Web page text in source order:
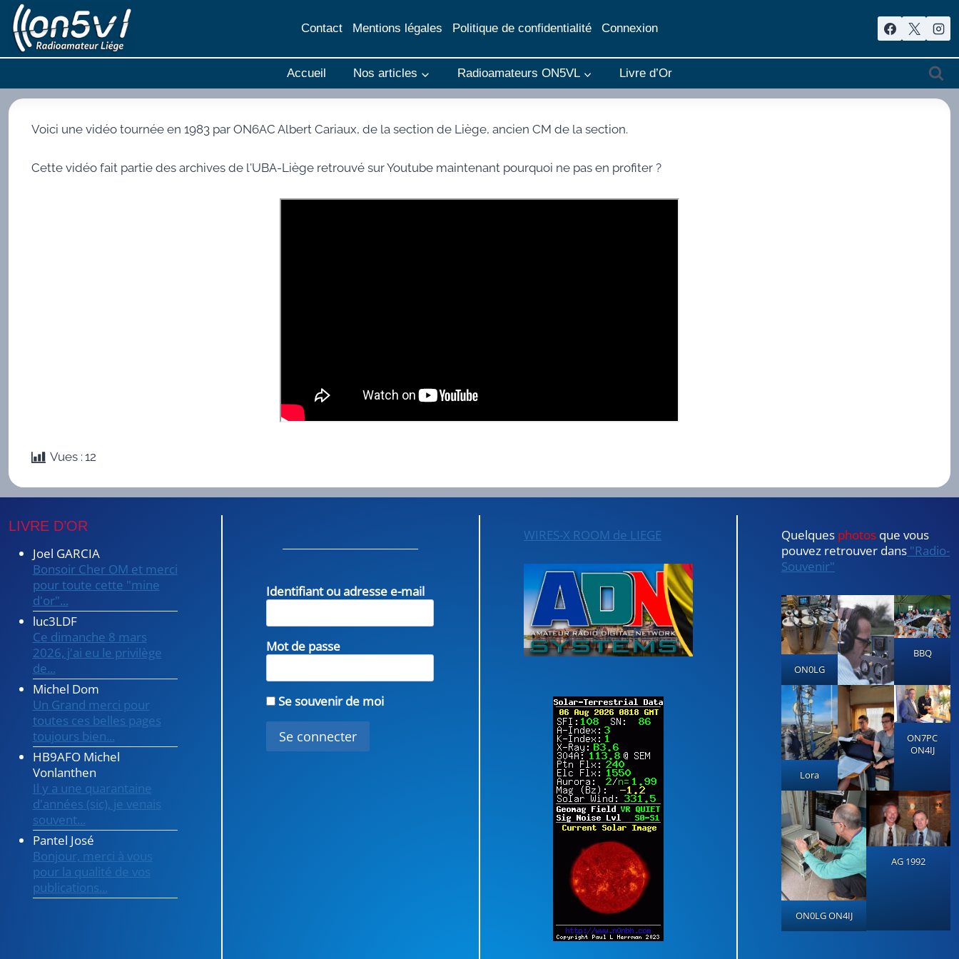
Aller
au
contenu
Contact Mentions légales Politique de confidentialité Connexion
Accueil Nos articles Radioamateurs ON5VL Livre d’Or
Voici une vidéo tournée en 1983 par ON6AC Albert Cariaux, de la section de Liège, ancien CM de la section.
Cette vidéo fait partie des archives de l'UBA-Liège retrouvé sur Youtube maintenant pourquoi ne pas en profiter ?
Vues : 12
LIVRE D’OR
Joel GARCIA
Bonsoir Cher OM et merci
pour toute cette "mine
d'or"...
luc3LDF
Ce dimanche 8 mars
2026, j'ai eu le privilège
de...
Michel Dom
Un Grand merci pour
toutes ces belles pages
toujours bien...
HB9AFO Michel
Vonlanthen
Il y a une quarantaine
d'années (sic), je venais
souvent...
Pantel José
Bonjour, merci à vous
pour la qualité de vos
publications...
Identifiant ou adresse e-mail
Mot de passe
Se souvenir de moi
WIRES-X ROOM de LIEGE Quelques photos que vous
pouvez retrouver dans "Radio-
Souvenir"
ON0LG
BBQ
Lora
ON7PC
ON4IJ
ON0LG ON4IJ
AG 1992